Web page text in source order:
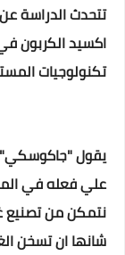
تتحدث الدراسة
اكسيد الكربون
تكنولوجيات
يقول "جاكوسكي"
علي فعله في
نتمكن من تصنيع
شانها ان تسخن